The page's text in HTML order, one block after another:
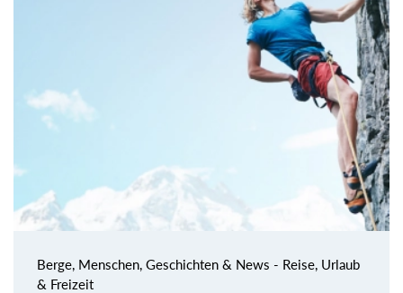
Berge, Menschen, Geschichten & News - Reise, Urlaub
& Freizeit